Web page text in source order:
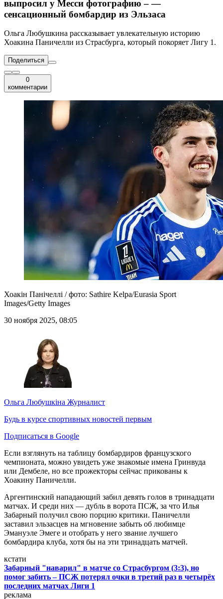
выпросил у Месси фотографию – —
сенсационный бомбардир из Эльзаса
Ольга Любушкина рассказывает увлекательную историю
Хоакина Паничелли из Страсбурга, который покоряет Лигу 1.
Поделиться
0
комментарии
Хоакін Панічеллі / фото: Sathire Kelpa/Eurasia Sport
Images/Getty Images
30 ноября 2025, 08:05
Ольга Любушкіна Журналист
Будь в курсе спортивных новостей первым
Подписаться в Google
Если взглянуть на таблицу бомбардиров французского
чемпионата, можно увидеть уже знакомые имена Гринвуда
или Дембеле, но все прожекторы сейчас прикованы к
Хоакину Паничелли.
Аргентинский нападающий забил девять голов в тринадцати
матчах. И среди них — дубль в ворота ПСЖ, за что Илья
Забарный получил свою порцию критики. Паничелли
заставил эльзасцев на мгновение забыть об любимце
Эмануэле Эмеге и отобрать у него звание лучшего
бомбардира клуба, хотя бы на эти тринадцать матчей.
кстати
Забарный "наварил" в матче со Страсбургом (3:3), но
помог забить – ПСЖ потерял очки в третий раз в четырёх
последних матчах Лиги 1
реклама